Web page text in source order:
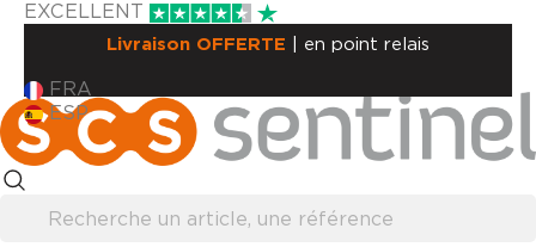
EXCELLENT
Livraison OFFERTE | en point relais
FRA
ESP